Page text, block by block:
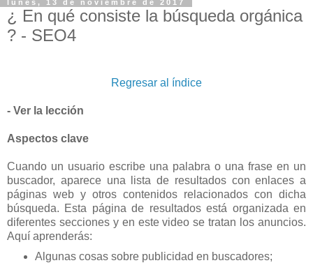
lunes, 13 de noviembre de 2017
¿ En qué consiste la búsqueda orgánica
? - SEO4
Regresar al índice
- Ver la lección
Aspectos clave
Cuando un usuario escribe una palabra o una frase en un
buscador, aparece una lista de resultados con enlaces a
páginas web y otros contenidos relacionados con dicha
búsqueda. Esta página de resultados está organizada en
diferentes secciones y en este video se tratan los anuncios.
Aquí aprenderás:
Algunas cosas sobre publicidad en buscadores;